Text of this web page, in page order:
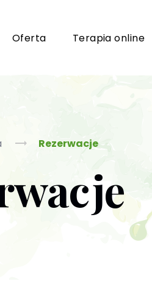
Oferta Terapia online
osób dorosłych
Rezerwacje